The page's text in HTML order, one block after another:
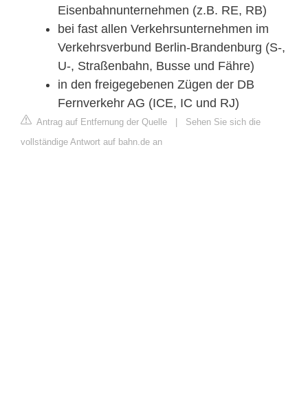
Eisenbahnunternehmen (z.B. RE, RB)
bei fast allen Verkehrsunternehmen im
Verkehrsverbund Berlin-Brandenburg (S-,
U-, Straßenbahn, Busse und Fähre)
in den freigegebenen Zügen der DB
Fernverkehr AG (ICE, IC und RJ)
Antrag auf Entfernung der Quelle
Sehen Sie sich die
vollständige Antwort auf bahn.de an